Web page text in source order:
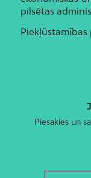
pilsētas
Piesakies un